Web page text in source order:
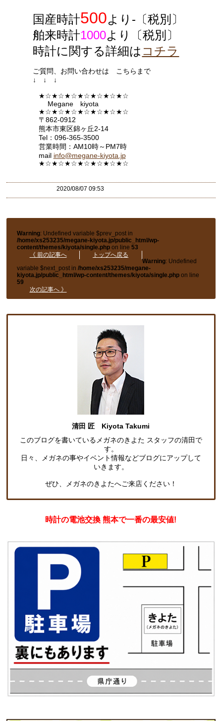
国産時計500より-〔税別〕
舶来時計1000より〔税別〕
時計に関する詳細は コチラ
ご質問、お問い合わせは こちらまで
↓ ↓ ↓
★☆★☆★☆★☆★☆★☆★☆
Megane kiyota
★☆★☆★☆★☆★☆★☆★☆
〒862-0912
熊本市東区錦ヶ丘2-14
Tel：096-365-3500
営業時間：AM10時～PM7時
mail info@megane-kiyota.jp
★☆★☆★☆★☆★☆★☆★☆
2020/08/07 09:53
Warning: Undefined variable $prev_post in
/home/xs253235/megane-kiyota.jp/public_html/wp-
content/themes/kiyota/single.php on line53
《 前の記事へ
トップへ戻る
Warning: Undefined
variable $next_post in/home/xs253235/megane-
kiyota.jp/public_html/wp-content/themes/kiyota/single.php on line
59
次の記事へ 》
清田 匠 Kiyota Takumi
このブログを書いているメガネのきよた スタッフの清田で
す。
日々、メガネの事やイベント情報などブログにアップして
いきます。
ぜひ、メガネのきよたへご来店ください！
時計の電池交換 熊本で一番の最安値!